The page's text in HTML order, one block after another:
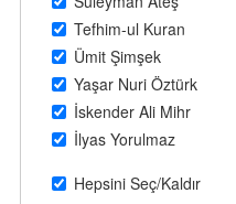
Tefhim-ul Kuran
Ümit Şimşek
Yaşar Nuri Öztürk
İskender Ali Mihr
İlyas Yorulmaz
Hepsini Seç/Kaldır